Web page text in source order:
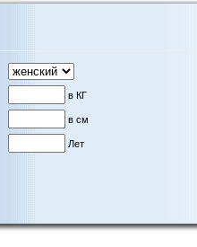
в КГ
в см
Лет